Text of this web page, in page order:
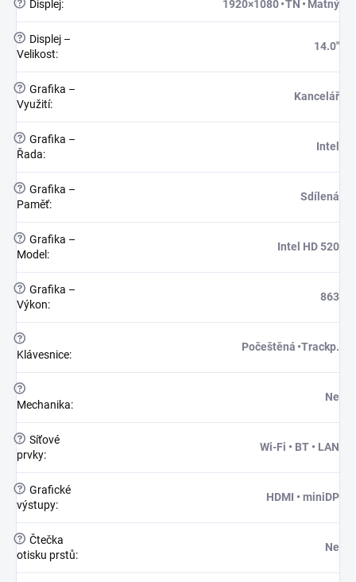
? Displej: 1920×1080 • TN • Matný
?
Displej –
Velikost:
14.0"
? Grafika –
Využití:
Kancelář
? Grafika –
Řada:
Intel
? Grafika –
Paměť:
Sdílená
? Grafika –
Model :
Intel HD 520
? Grafika –
Výkon:
863
?
Klávesnice:
Počeštěná •Trackp.
?
Mechanika:
Ne
? Síťové
prvky:
Wi-Fi • BT • LAN
? Grafické
výstupy:
HDMI • miniDP
? Čtečka
otisku prstů:
Ne